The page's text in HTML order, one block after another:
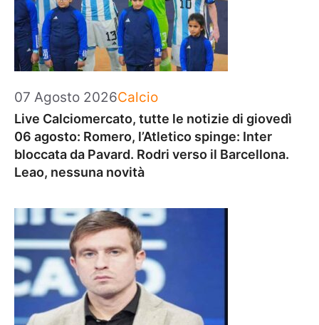
07 Agosto 2026Categorie
Calcio
Live Calciomercato, tutte le notizie di giovedì
06 agosto: Romero, l’Atletico spinge: Inter
bloccata da Pavard. Rodri verso il Barcellona.
Leao, nessuna novità